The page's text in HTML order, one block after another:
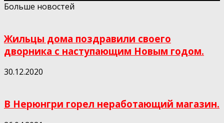
Больше новостей
Жильцы дома поздравили своего
дворника с наступающим Новым годом.
30.12.2020
В Нерюнгри горел неработающий магазин.